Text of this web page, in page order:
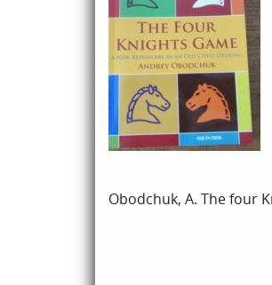
Obodchuk, A. The four